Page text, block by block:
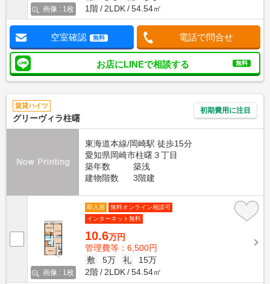
画像 : 1枚
1階
2LDK 54.54㎡
空室確認 無料 電話で問合せ
お店にLINEで相談する 無料
賃貸ハイツ
グリーヴィラ柱曙
初期費用に注目
東海道本線/岡崎駅 徒歩15分
愛知県岡崎市柱曙３丁目
築年数
築浅
建物階数
3階建
画像 : 1枚
即入居
無料オンライン相談可
インターネット無料
10.6万円
管理費等：6,500円
敷
5万 礼
15万
2階
2LDK 54.54㎡